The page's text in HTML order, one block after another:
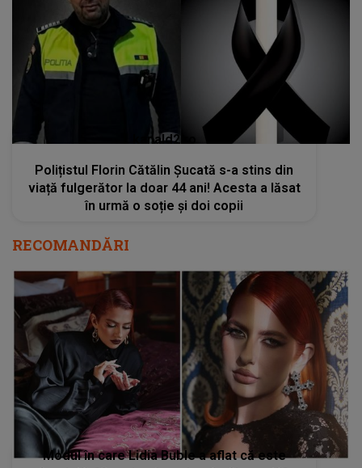
Polițistul Florin Cătălin Șucată s-a stins din
viață fulgerător la doar 44 ani! Acesta a lăsat
în urmă o soție și doi copii
RECOMANDĂRI
Modul în care Lidia Buble a aflat că este
înșelată: "Ca orice femeie, rămâi șocată"